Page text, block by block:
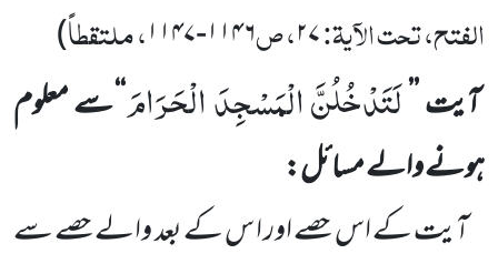
الفتح، تحت الآیۃ:۲۷، ص۱۱۴۶-۱۱۴۷، ملتقطاً)
آیت’’لَتَدْخُلُنَّ الْمَسْجِدَ الْحَرَامَ‘‘سے معلوم
ہونے والے مسائل:
آیت کے اس حصے اور ا س کے بعد والے حصے سے